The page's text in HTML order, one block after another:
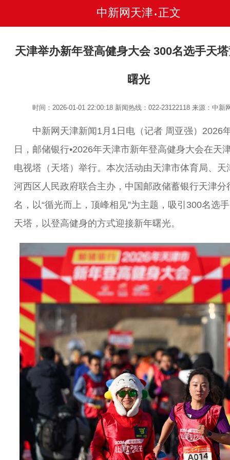
中新网天津 • 正文
天津举办新年登高健身大会 300名选手天
曙光
时间：2026-01-01 22:00:18 新闻热线：022-23122118来源：中新
中新网天津新闻1月1日电（记者 周亚强）2026
日，邮储银行•2026年天津市新年登高健身大会在天
电视塔（天塔）举行。本次活动由天津市体育局、天
河西区人民政府联合主办，中国邮政储蓄银行天津分
名，以“循光而上，顶峰相见”为主题，吸引300名选
天塔，以登高健身的方式迎接新年曙光。